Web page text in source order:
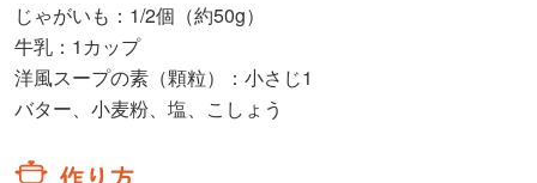
じゃがいも：1/2個（約50g）
牛乳：1カップ
洋風スープの素（顆粒）：小さじ1
バター、小麦粉、塩、こしょう